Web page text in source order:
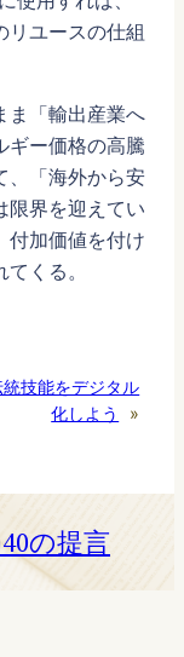
リユースの仕組
ま「輸出産業へ
ギー価格の高騰
、「海外から安
限界を迎えてい
付加価値を付け
くる。
技能をデジタル
化しよう
»
の提言